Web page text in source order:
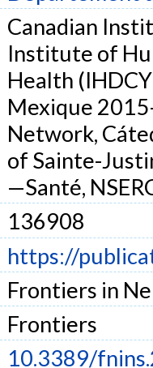
inflammation optical imaging of
Canadian
Institute of
Health
Mexique
Network,
of Sainte-
—Santé,
136908
https://
Frontiers in
Frontiers
10.3389/